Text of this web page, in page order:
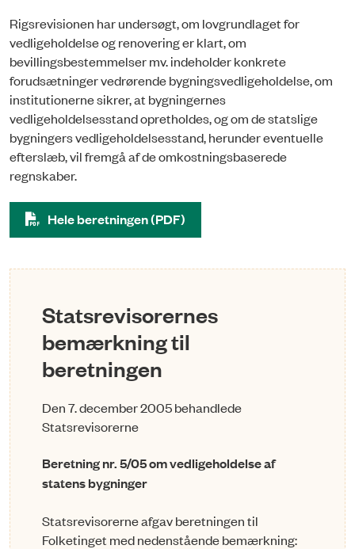
Rigsrevisionen har undersøgt, om lovgrundlaget for
vedligeholdelse og renovering er klart, om
bevillingsbestemmelser mv. indeholder konkrete
forudsætninger vedrørende bygningsvedligeholdelse, om
institutionerne sikrer, at bygningernes
vedligeholdelsesstand opretholdes, og om de statslige
bygningers vedligeholdelsesstand, herunder eventuelle
efterslæb, vil fremgå af de omkostningsbaserede
regnskaber.
Hele beretningen (PDF)
Statsrevisorernes
bemærkning til
beretningen
Den 7. december 2005 behandlede
Statsrevisorerne
Beretning nr. 5/05 om vedligeholdelse af
statens bygninger
Statsrevisorerne afgav beretningen til
Folketinget med nedenstående bemærkning: